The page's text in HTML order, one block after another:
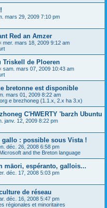
mars 29, 2009 7:10 pm
Red an Amzer
mer. mars 18, 2009 9:12 am
Triskell de Ploeren
sam. mars 07, 2009 10:43 am
bretonne est disponible
mars 01, 2009 8:22 am
e brezhoneg (1.1.x, 2.x ha 3.x)
C'HWERTY 'barzh Ubuntu
janv. 12, 2009 8:22 pm
gallo : possible sous Vista !
déc. 26, 2008 6:58 pm
and the Breton language
māori, espéranto, gallois...
déc. 17, 2008 5:03 pm
de réseau
déc. 16, 2008 5:47 pm
régionales et minoritaires